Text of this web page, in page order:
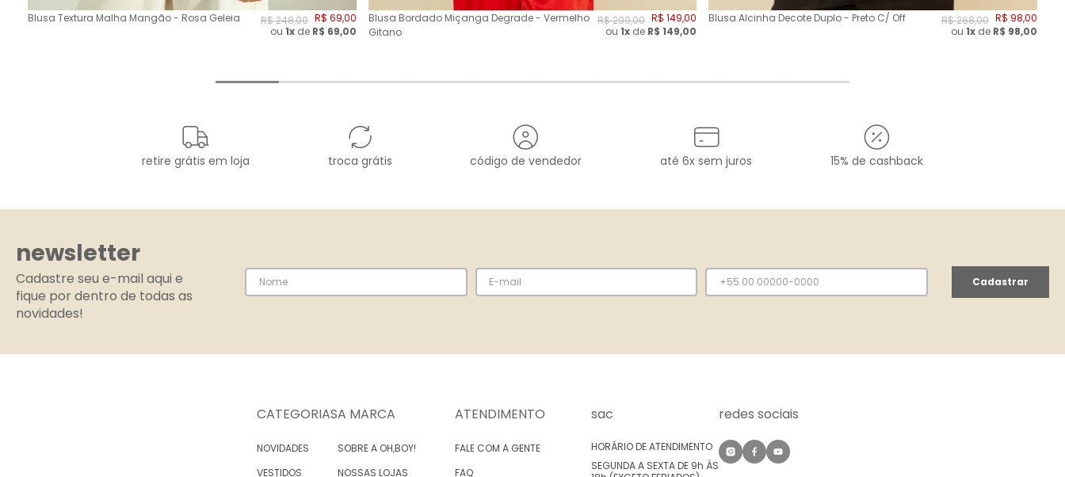
Blusa Textura Malha Mangão - Rosa Geleia R$248,00 R$ 69,00
ou 1xde R$ 69,00
Blusa Bordado Miçanga Degrade - Vermelho
Gitano
R$299,00 R$ 149,00
ou1x de R$149,00
Blusa Alcinha Decote Duplo - Preto C/ Off R$268,00 R$ 98,00
ou 1xde R$ 98,00
retire grátis em loja troca grátis código de vendedor até 6x sem juros 15% de cashback
newsletter
Cadastre seu e-mail aqui e
fique por dentro de todas as
novidades!
Cadastrar
CATEGORIAS
NOVIDADES
VESTIDOS
A MARCA
SOBRE A OH,BOY!
NOSSAS LOJAS
ATENDIMENTO
FALE COM A GENTE
FAQ
sac
HORÁRIO DE ATENDIMENTO
SEGUNDA A SEXTA DE 9h ÀS
redes sociais